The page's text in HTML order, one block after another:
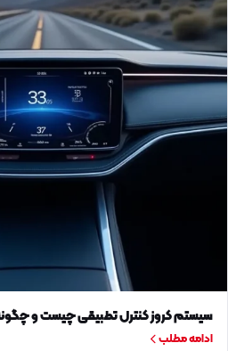
سیستم کروز کنترل تطبیقی چیست و
ادامه مطلب